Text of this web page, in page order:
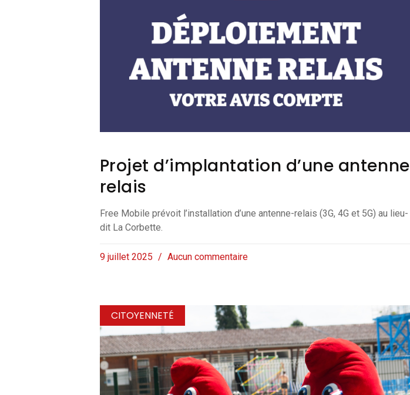
Projet d’implantation d’une antenne
relais
Free Mobile prévoit l’installation d’une antenne-relais (3G, 4G et 5G) au lieu-
dit La Corbette.
9 juillet 2025 Aucun commentaire
CITOYENNETÉ